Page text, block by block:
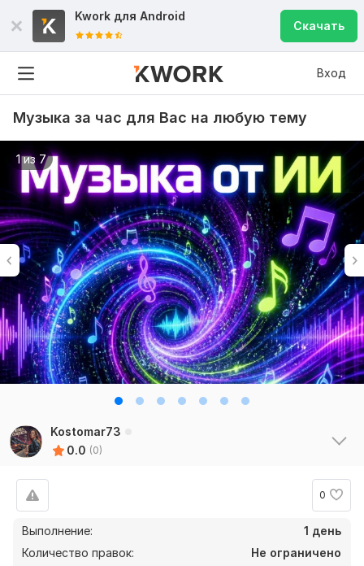
Kwork для Android
Скачать
Вход
Музыка за час для Вас на любую тему
1 из 7
Kostomar73
0.0 (0)
0
Выполнение:
1 день
Количество правок:
Не ограничено